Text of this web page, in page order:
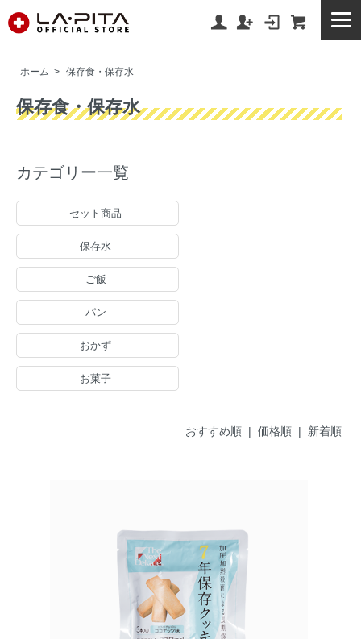
ホーム > 保存食・保存水
保存食・保存水
カテゴリー一覧
セット商品
保存水
ご飯
パン
おかず
お菓子
おすすめ順 | 価格順| 新着順